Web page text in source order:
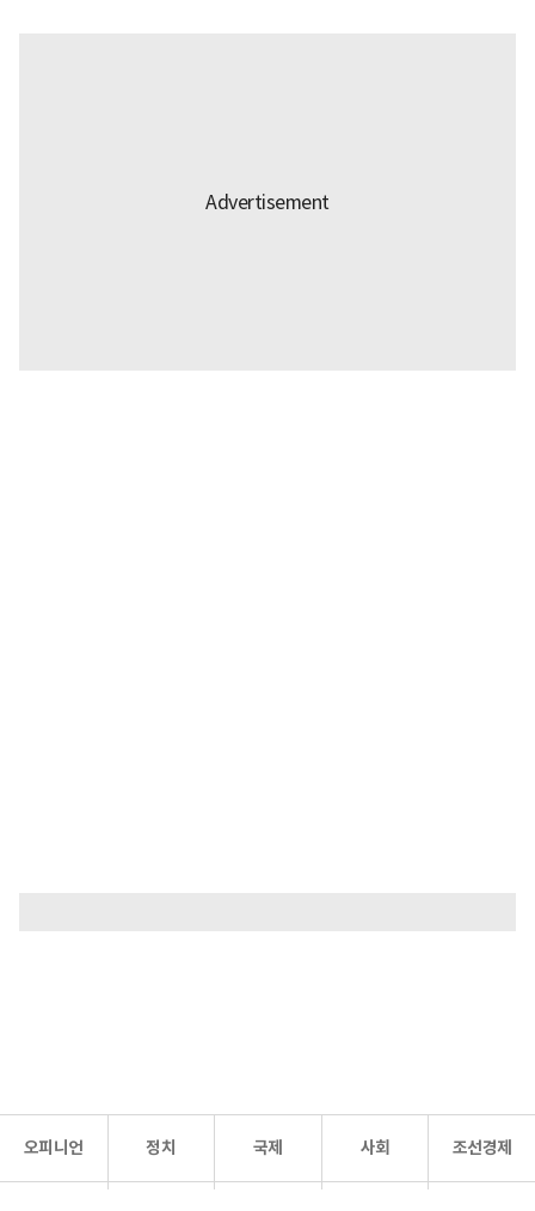
오피니언 정치 국제 사회 조선경제